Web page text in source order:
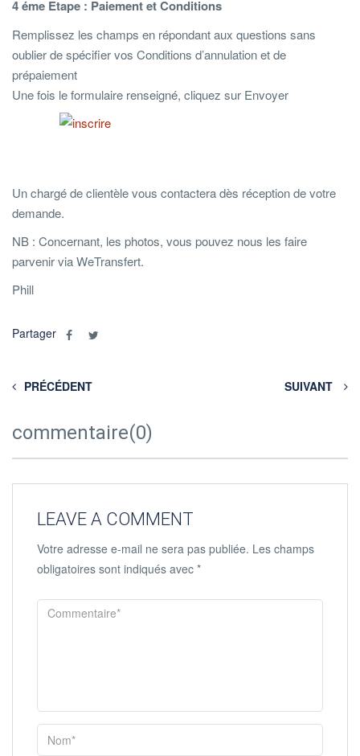
4 éme Etape : Paiement et Conditions
Remplissez les champs en répondant aux questions sans
oublier de spécifier vos Conditions d’annulation et de
prépaiement
Une fois le formulaire renseigné, cliquez sur Envoyer
Un chargé de clientèle vous contactera dès réception de votre
demande.
NB : Concernant, les photos, vous pouvez nous les faire
parvenir via WeTransfert.
Phill
Partager
PRÉCÉDENT SUIVANT
commentaire(0)
LEAVE A COMMENT
Votre adresse e-mail ne sera pas publiée. Les champs
obligatoires sont indiqués avec *